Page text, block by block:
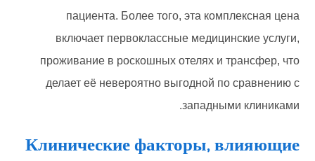
пациента. Более того, эта комплексная цена
включает первоклассные медицинские услуги,
проживание в роскошных отелях и трансфер, что
делает её невероятно выгодной по сравнению с
западными клиниками.
Клинические факторы, влияющие